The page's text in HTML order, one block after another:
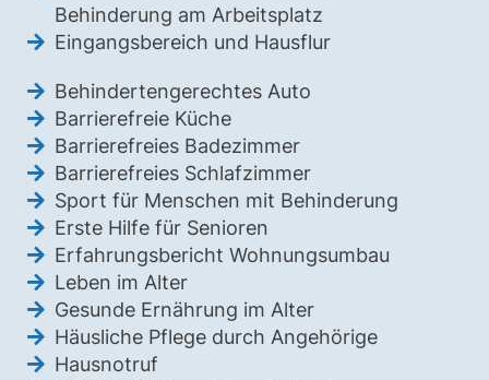
Behinderung am Arbeitsplatz
Eingangsbereich und Hausflur
Behindertengerechtes Auto
Barrierefreie Küche
Barrierefreies Badezimmer
Barrierefreies Schlafzimmer
Sport für Menschen mit Behinderung
Erste Hilfe für Senioren
Erfahrungsbericht Wohnungsumbau
Leben im Alter
Gesunde Ernährung im Alter
Häusliche Pflege durch Angehörige
Hausnotruf